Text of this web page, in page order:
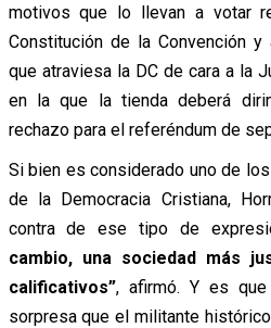
motivos que lo llevan a votar
Constitución de la Convención
que atraviesa la DC de cara a la
en la que la tienda deberá
rechazo para el referéndum de
Si bien es considerado uno de
de la Democracia Cristiana,
contra de ese tipo de
cambio, una sociedad más
calificativos”, afirmó. Y es que
sorpresa que el militante